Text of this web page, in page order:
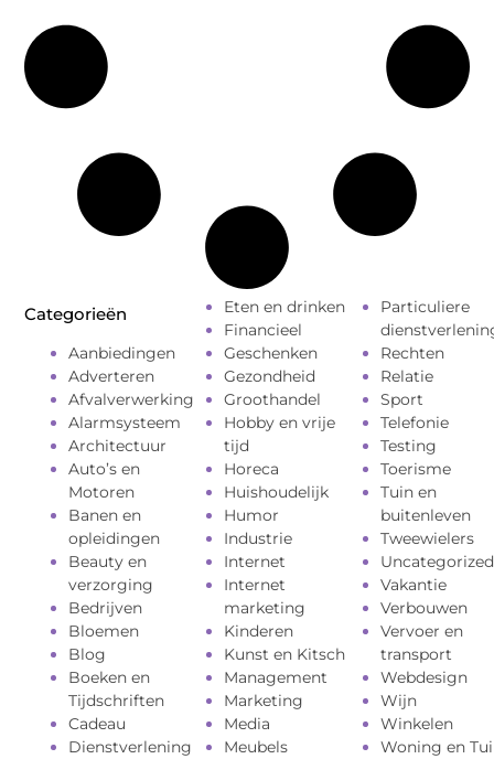
Categorieën
Aanbiedingen
Adverteren
Afvalverwerking
Alarmsysteem
Architectuur
Auto’s en
Motoren
Banen en
opleidingen
Beauty en
verzorging
Bedrijven
Bloemen
Blog
Boeken en
Tijdschriften
Cadeau
Dienstverlening
Eten en drinken
Financieel
Geschenken
Gezondheid
Groothandel
Hobby en vrije
tijd
Horeca
Huishoudelijk
Humor
Industrie
Internet
Internet
marketing
Kinderen
Kunst en Kitsch
Management
Marketing
Media
Meubels
Particuliere
Rechten
Relatie
Sport
Telefonie
Testing
Toerisme
Tuin en
buitenleven
Tweewielers
Uncategorized
Vakantie
Verbouwen
Vervoer en
transport
Webdesign
Wijn
Winkelen
Woning en